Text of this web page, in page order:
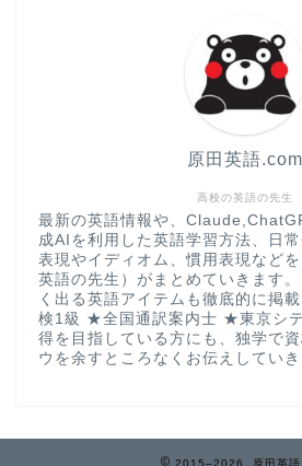
高校の英語の先生
原田英語.com
最新の英語情報や、
成AIを利用した英語学習方法、日
表現やイディオム、慣用表現など
英語の先生）がまとめていきます
く出る英語アイテムも徹底的に掲
検1級 ★全国通訳案内士 ★東京シ
得を目指している方にも、独学で資
ウを余すところなくお伝えしていき
2015–2026 原田英語
大学入試
英語名言・格
い英語＆素敵